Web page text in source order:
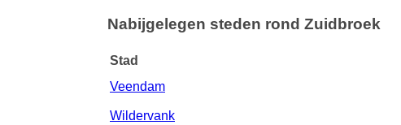
Nabijgelegen steden rond Zuidbroek
Stad
Veendam
Wildervank